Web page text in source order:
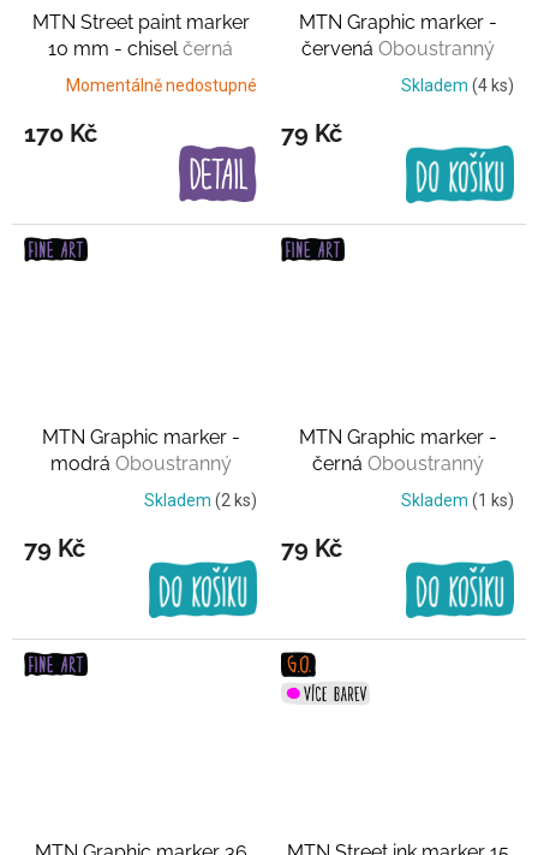
MTN Street paint marker
10 mm - chiselčerná
Momentálně nedostupné
170 Kč
MTN Graphic marker -
červená Oboustranný
Skladem (4 ks)
79 Kč
MTN Graphic marker -
modrá Oboustranný
Skladem (2 ks)
79 Kč
MTN Graphic marker -
černá Oboustranný
Skladem (1 ks)
79 Kč